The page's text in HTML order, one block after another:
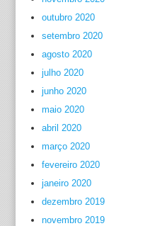
outubro 2020
setembro 2020
agosto 2020
julho 2020
junho 2020
maio 2020
abril 2020
março 2020
fevereiro 2020
janeiro 2020
dezembro 2019
novembro 2019